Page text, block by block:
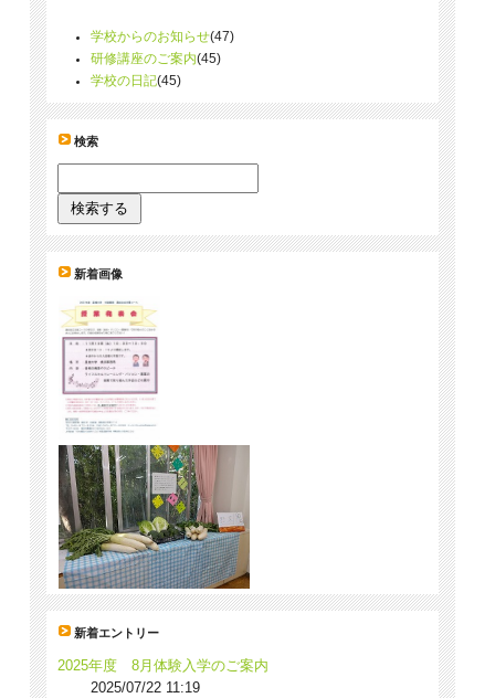
学校からのお知らせ(47)
研修講座のご案内(45)
学校の日記(45)
検索
新着画像
新着エントリー
2025年度 8月体験入学のご案内
2025/07/22 11:19